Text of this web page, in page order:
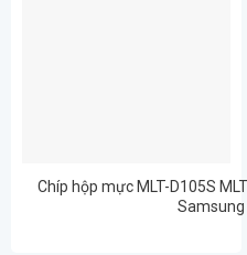
Chíp hộp mực MLT-D105S
Samsung